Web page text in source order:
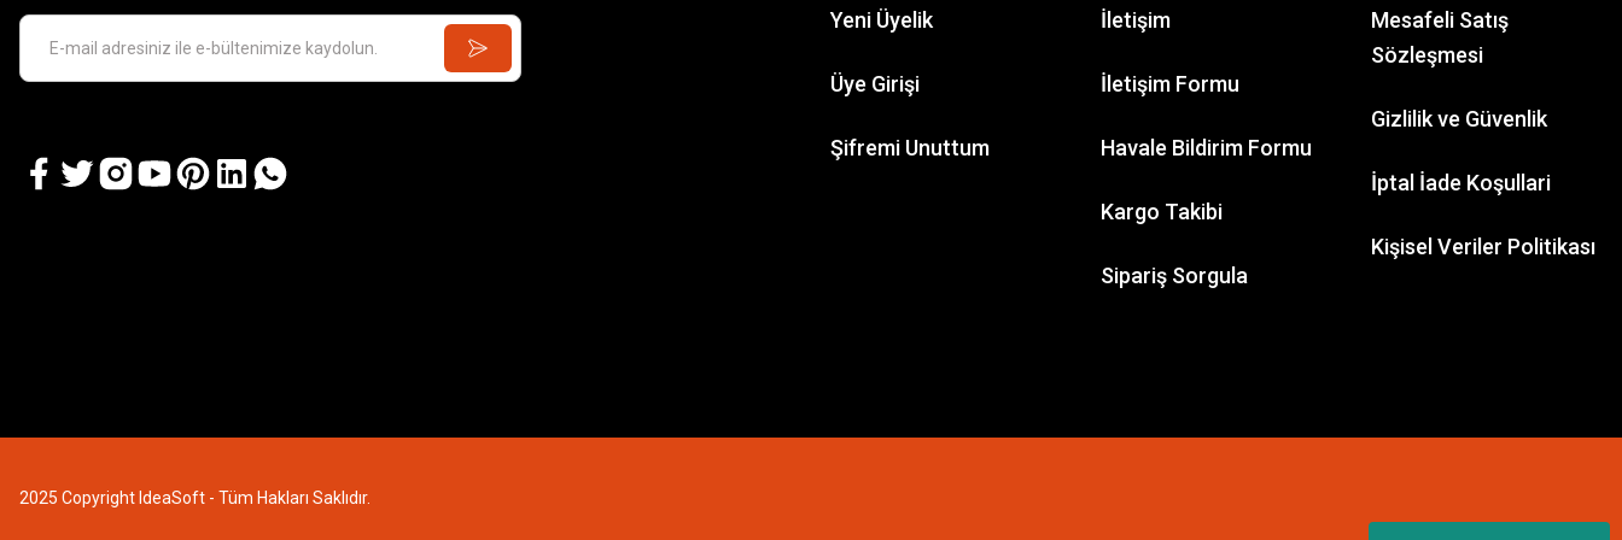
Yeni Üyelik
Üye Girişi
Şifremi Unuttum
İletişim
İletişim Formu
Havale Bildirim Formu
Kargo Takibi
Sipariş Sorgula
Mesafeli Satış
Sözleşmesi
Gizlilik ve Güvenlik
İptal İade Koşullari
Kişisel Veriler Politikası
2025 Copyright IdeaSoft - Tüm Hakları Saklıdır.